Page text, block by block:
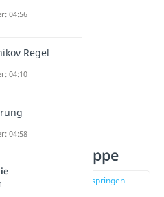
Carboxylgruppe
zur Stelle im Video springen
04:56
Regel
04:10
04:58